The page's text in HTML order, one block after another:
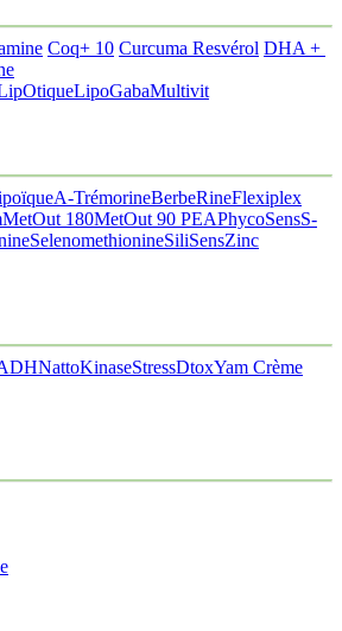
Coq+ 10 Curcuma Resvérol DHA +
LipoGabaMultivit
A-TrémorineBerbeRineFlexiplex
MetOut 180MetOut 90 PEAPhycoSensS-
SelenomethionineSiliSensZinc
NattoKinaseStressDtoxYam Crème